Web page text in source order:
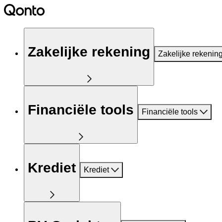
Zakelijke rekening Zakelijke
Financiële tools Financiële tools
Krediet Krediet